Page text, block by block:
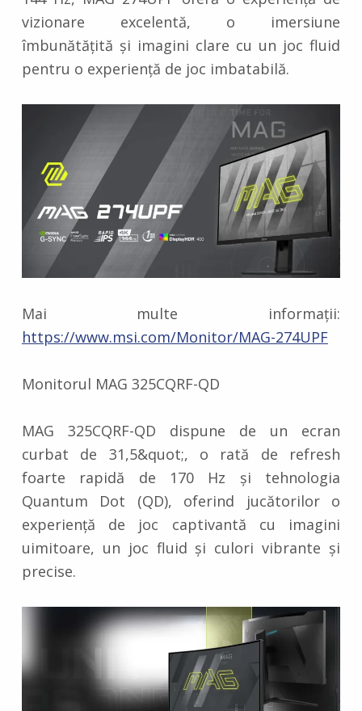
vizionare excelentă, o imersiune
îmbunătățită și imagini clare cu un joc fluid
pentru o experiență de joc imbatabilă.
Mai multe informații:
https://www.msi.com/Monitor/MAG-274UPF
Monitorul MAG 325CQRF-QD
MAG 325CQRF-QD dispune de un ecran
curbat de 31,5&quot;, o rată de refresh
foarte rapidă de 170 Hz și tehnologia
Quantum Dot (QD), oferind jucătorilor o
experiență de joc captivantă cu imagini
uimitoare, un joc fluid și culori vibrante și
precise.